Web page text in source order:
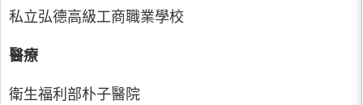
私立弘德高級工商職業學校
醫療
衛生福利部朴子醫院